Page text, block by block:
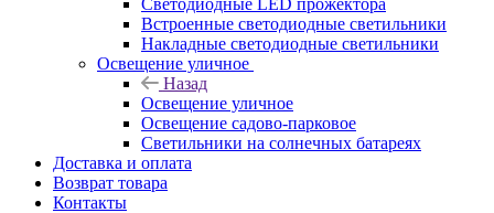
Светодиодные LED прожектора
Встроенные светодиодные светильники
Накладные светодиодные светильники
Освещение уличное
Назад
Освещение уличное
Освещение садово-парковое
Светильники на солнечных батареях
Доставка и оплата
Возврат товара
Контакты